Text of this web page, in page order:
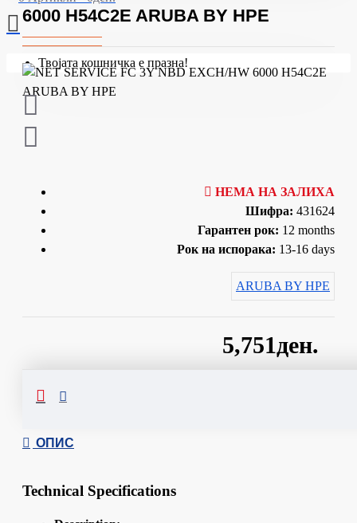
Твојата кошничка е празна!
6000 H54C2E ARUBA BY HPE
5,751ден.
НЕМА НА ЗАЛИХА
Шифра: 431624
Гарантен рок: 12 months
Рок на испорака: 13-16 days
ARUBA BY HPE
ОПИС
Technical Specifications